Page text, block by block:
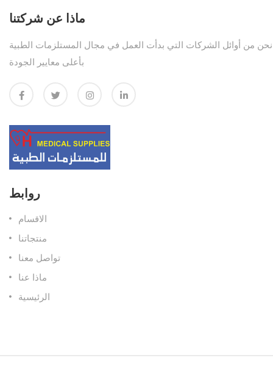
ماذا عن شركتنا
نحن من أوائل الشركات التي بدأت العمل في مجال المستلزمات الطبية
بأعلى معايير الجودة
روابط
الاقسام
منتجاتنا
تواصل معنا
ماذا عنا
الرئيسية